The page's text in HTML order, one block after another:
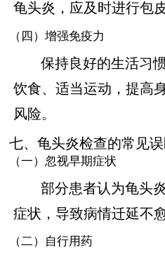
龟头炎，应及时进行包
（四）增强免疫力
保持良好的生活习
饮食、适当运动，提高
风险。
七、龟头炎检查的常见
（一）忽视早期症状
部分患者认为龟头
症状，导致病情迁延不
（二）自行用药